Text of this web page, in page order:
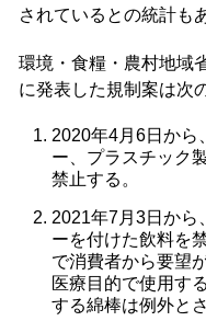
されているとの統計も
環境・食糧・農村地域
に発表した規制案は次
2020年4月6日から
ー、プラスチック
禁止する。
2021年7月3日から
ーを付けた飲料を
で消費者から要望
医療目的で使用す
する綿棒は例外と